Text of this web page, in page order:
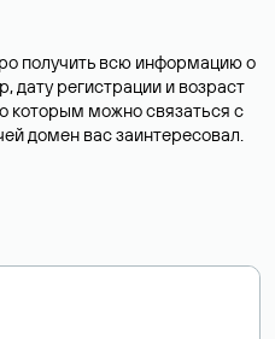
получить всю информацию о
дату регистрации и возраст
которым можно связаться с
домен вас заинтересовал.